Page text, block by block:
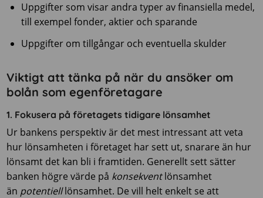
Uppgifter som visar andra typer av finansiella medel,
till exempel fonder, aktier och sparande
Uppgifter om tillgångar och eventuella skulder
Viktigt att tänka på när du ansöker om
bolån som egenföretagare
1. Fokusera på företagets tidigare lönsamhet
Ur bankens perspektiv är det mest intressant att veta
hur lönsamheten i företaget har sett ut, snarare än hur
lönsamt det kan bli i framtiden. Generellt sett sätter
banken högre värde på konsekventlönsamhet
än potentielllönsamhet. De vill helt enkelt se att